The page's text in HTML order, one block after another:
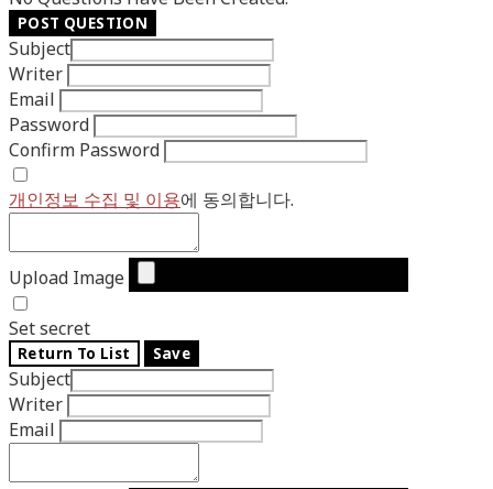
POST QUESTION
Subject
Writer
Email
Password
Confirm Password
개인정보 수집 및 이용에 동의합니다.
Upload Image
Set secret
Return To List Save
Subject
Writer
Email